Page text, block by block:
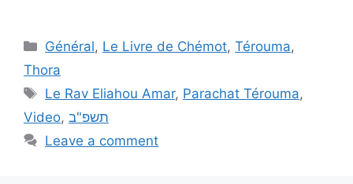
Général, Le Livre de Chémot,Térouma,
Thora
Le Rav Eliahou Amar, Parachat Térouma,
Video, תשפ"ב
Leave a comment